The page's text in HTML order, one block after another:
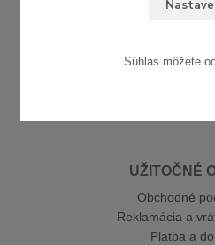
UŽITOČNÉ
Obchodné
Reklamácia a
Platba a
Súhlas môžete